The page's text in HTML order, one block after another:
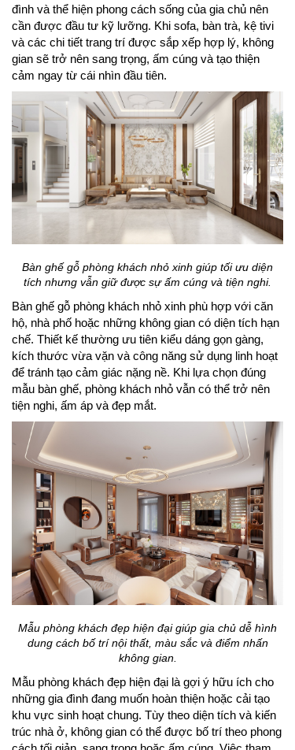
đình và thể hiện phong cách sống của gia chủ nên
cần được đầu tư kỹ lưỡng. Khi sofa, bàn trà, kệ tivi
và các chi tiết trang trí được sắp xếp hợp lý, không
gian sẽ trở nên sang trọng, ấm cúng và tạo thiện
cảm ngay từ cái nhìn đầu tiên.
Bàn ghế gỗ phòng khách nhỏ xinh giúp tối ưu diện
tích nhưng vẫn giữ được sự ấm cúng và tiện nghi.
Bàn ghế gỗ phòng khách nhỏ xinh phù hợp với căn
hộ, nhà phố hoặc những không gian có diện tích hạn
chế. Thiết kế thường ưu tiên kiểu dáng gọn gàng,
kích thước vừa vặn và công năng sử dụng linh hoạt
để tránh tạo cảm giác nặng nề. Khi lựa chọn đúng
mẫu bàn ghế, phòng khách nhỏ vẫn có thể trở nên
tiện nghi, ấm áp và đẹp mắt.
Mẫu phòng khách đẹp hiện đại giúp gia chủ dễ hình
dung cách bố trí nội thất, màu sắc và điểm nhấn
không gian.
Mẫu phòng khách đẹp hiện đại là gợi ý hữu ích cho
những gia đình đang muốn hoàn thiện hoặc cải tạo
khu vực sinh hoạt chung. Tùy theo diện tích và kiến
trúc nhà ở, không gian có thể được bố trí theo phong